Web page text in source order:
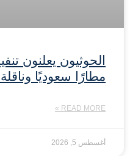
الحوثيون يعلنون
مطارًا سعوديًا
READ MORE »
أغسطس 5, 2026